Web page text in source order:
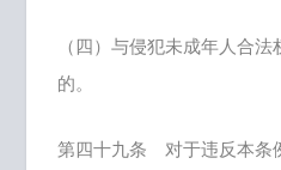
（四）与侵犯未成年人合
的。
第四十九条 对于违反本条